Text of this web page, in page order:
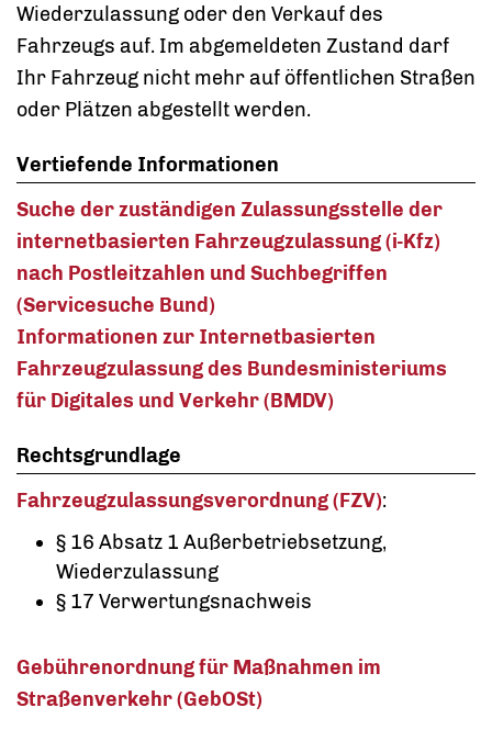
Wiederzulassung oder den Verkauf des
Fahrzeugs auf. Im abgemeldeten Zustand darf
Ihr Fahrzeug nicht mehr auf öffentlichen Straßen
oder Plätzen abgestellt werden.
Vertiefende Informationen
Suche der zuständigen Zulassungsstelle der
internetbasierten Fahrzeugzulassung (i-Kfz)
nach Postleitzahlen und Suchbegriffen
(Servicesuche Bund)
Informationen zur Internetbasierten
Fahrzeugzulassung des Bundesministeriums
für Digitales und Verkehr (BMDV)
Rechtsgrundlage
Fahrzeugzulassungsverordnung (FZV):
§ 16 Absatz 1 Außerbetriebsetzung,
Wiederzulassung
§ 17 Verwertungsnachweis
Gebührenordnung für Maßnahmen im
Straßenverkehr (GebOSt)